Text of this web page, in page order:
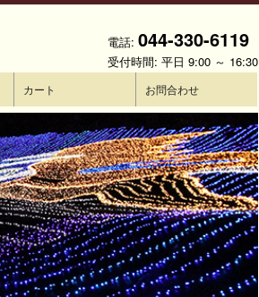
電話: 044-330-6119
受付時間: 平日 9:00 ～ 16:30
カート お問合わせ